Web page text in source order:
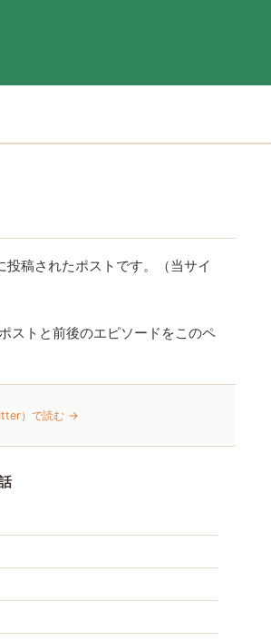
稿されたポストです。（当サイ
ストと前後のエピソードをこのペ
）で読む →